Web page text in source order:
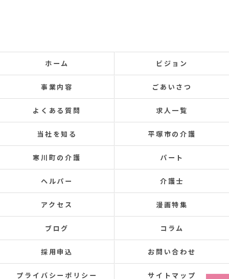
ホーム ビジョン
事業内容 ごあいさつ
よくある質問 求人一覧
当社を知る 平塚市の介護
寒川町の介護 パート
ヘルパー 介護士
アクセス 漫画特集
ブログ コラム
採用申込 お問い合わせ
プライバシーポリシー サイトマップ